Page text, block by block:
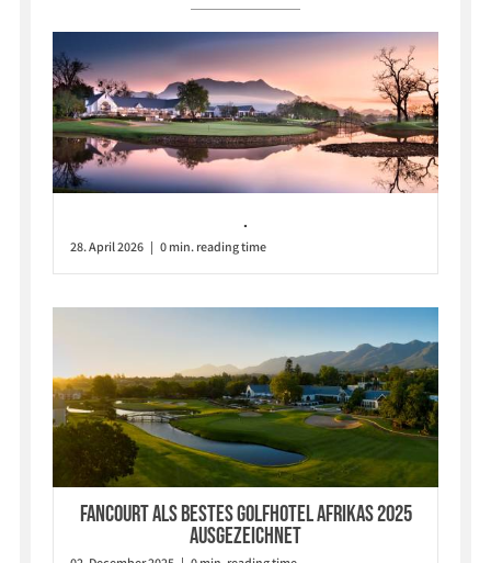
.
28. April 2026 | 0 min. reading time
Fancourt als bestes Golfhotel Afrikas 2025
ausgezeichnet